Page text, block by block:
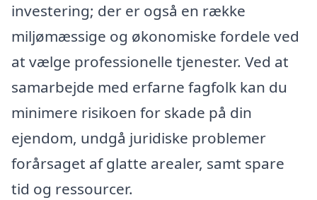
investering; der er også en række
miljømæssige og økonomiske fordele ved
at vælge professionelle tjenester. Ved at
samarbejde med erfarne fagfolk kan du
minimere risikoen for skade på din
ejendom, undgå juridiske problemer
forårsaget af glatte arealer, samt spare
tid og ressourcer.